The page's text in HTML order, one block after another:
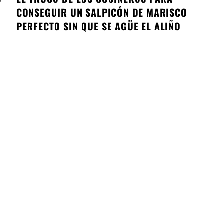
CONSEGUIR UN SALPICÓN DE MARISCO
PERFECTO SIN QUE SE AGÜE EL ALIÑO